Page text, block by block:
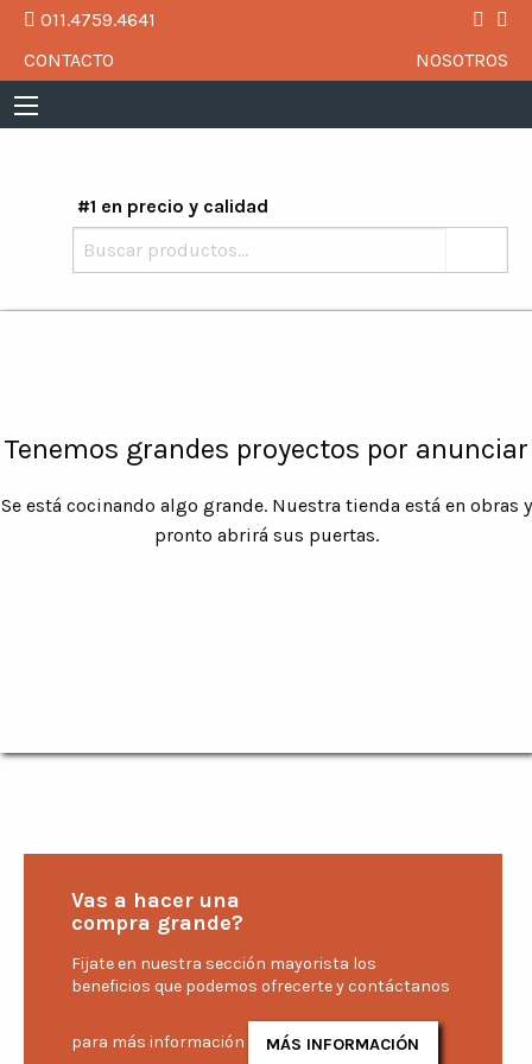
011.4759.4641
CONTACTO
NOSOTROS
#1 en precio y calidad
Tenemos grandes proyectos por anunciar
Se está cocinando algo grande. Nuestra tienda está en obras y
pronto abrirá sus puertas.
Vas a hacer una
compra grande?
Fijate en nuestra sección mayorista los
beneficios que podemos ofrecerte y contáctanos
para más información MÁS INFORMACIÓN